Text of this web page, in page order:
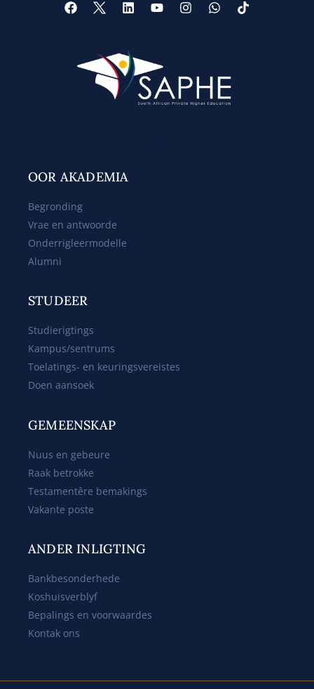
OOR AKADEMIA
Begronding
Vrae en antwoorde
Onderrigleermodelle
Alumni
STUDEER
Studierigtings
Kampus/sentrums
Toelatings- en keuringsvereistes
Doen aansoek
GEMEENSKAP
Nuus en gebeure
Raak betrokke
Testamentêre bemakings
Vakante poste
ANDER INLIGTING
Bankbesonderhede
Koshuisverblyf
Bepalings en voorwaardes
Kontak ons